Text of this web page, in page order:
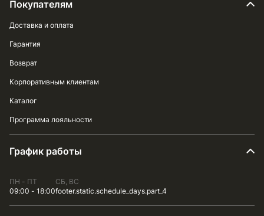
Покупателям
Доставка и оплата
Гарантия
Возврат
Корпоративным клиентам
Каталог
Программа лояльности
График работы
ПН - ПТ
09:00 - 18:00
СБ, ВС
footer.static.schedule_days.part_4